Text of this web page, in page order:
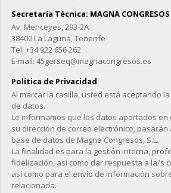
Secretaría Técnica: MAGNA CONGRESOS
Av. Menceyes, 293-2A
38400 La Laguna, Tenerife
Tel: +34 922 656 262
E-mail: 45gerseq@magnacongresos.es
Politica de Privacidad
Al marcar la casilla, usted está aceptando
de datos.
Le informamos que los datos aportados en
su dirección de correo electrónico,
base de datos de Magna Congresos, S.L.
La finalidad es para la gestión interna,
fidelización, así como dar respuesta a la/s
así como para el envío de información
relacionada.